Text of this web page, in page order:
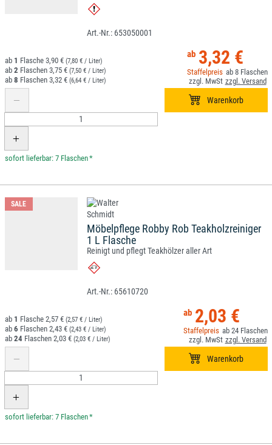
653050001
3,32 €
8
1 3,90 € (7,80 € / Liter)
2 3,75 € (7,50 € / Liter)
8 3,32 € (6,64 € / Liter)
*
SALE
Möbelpflege Robby Rob Teakholzreiniger
1 L Flasche
Reinigt und pflegt Teakhölzer aller Art
65610720
2,03 €
24
1 2,57 € (2,57 € / Liter)
6 2,43 € (2,43 € / Liter)
24 2,03 € (2,03 € / Liter)
*